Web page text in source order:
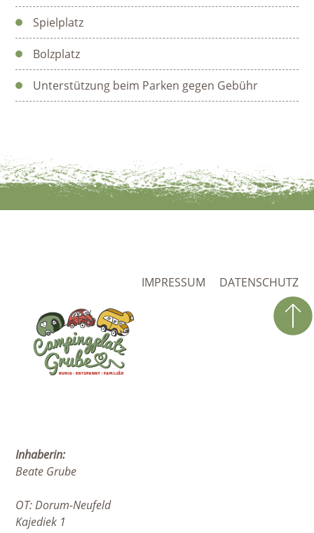
Spielplatz
Bolzplatz
Unterstützung beim Parken gegen Gebühr
NAVIGATION
IMPRESSUM DATENSCHUTZ
Inhaberin:
Beate Grube
OT: Dorum-Neufeld
Kajediek 1